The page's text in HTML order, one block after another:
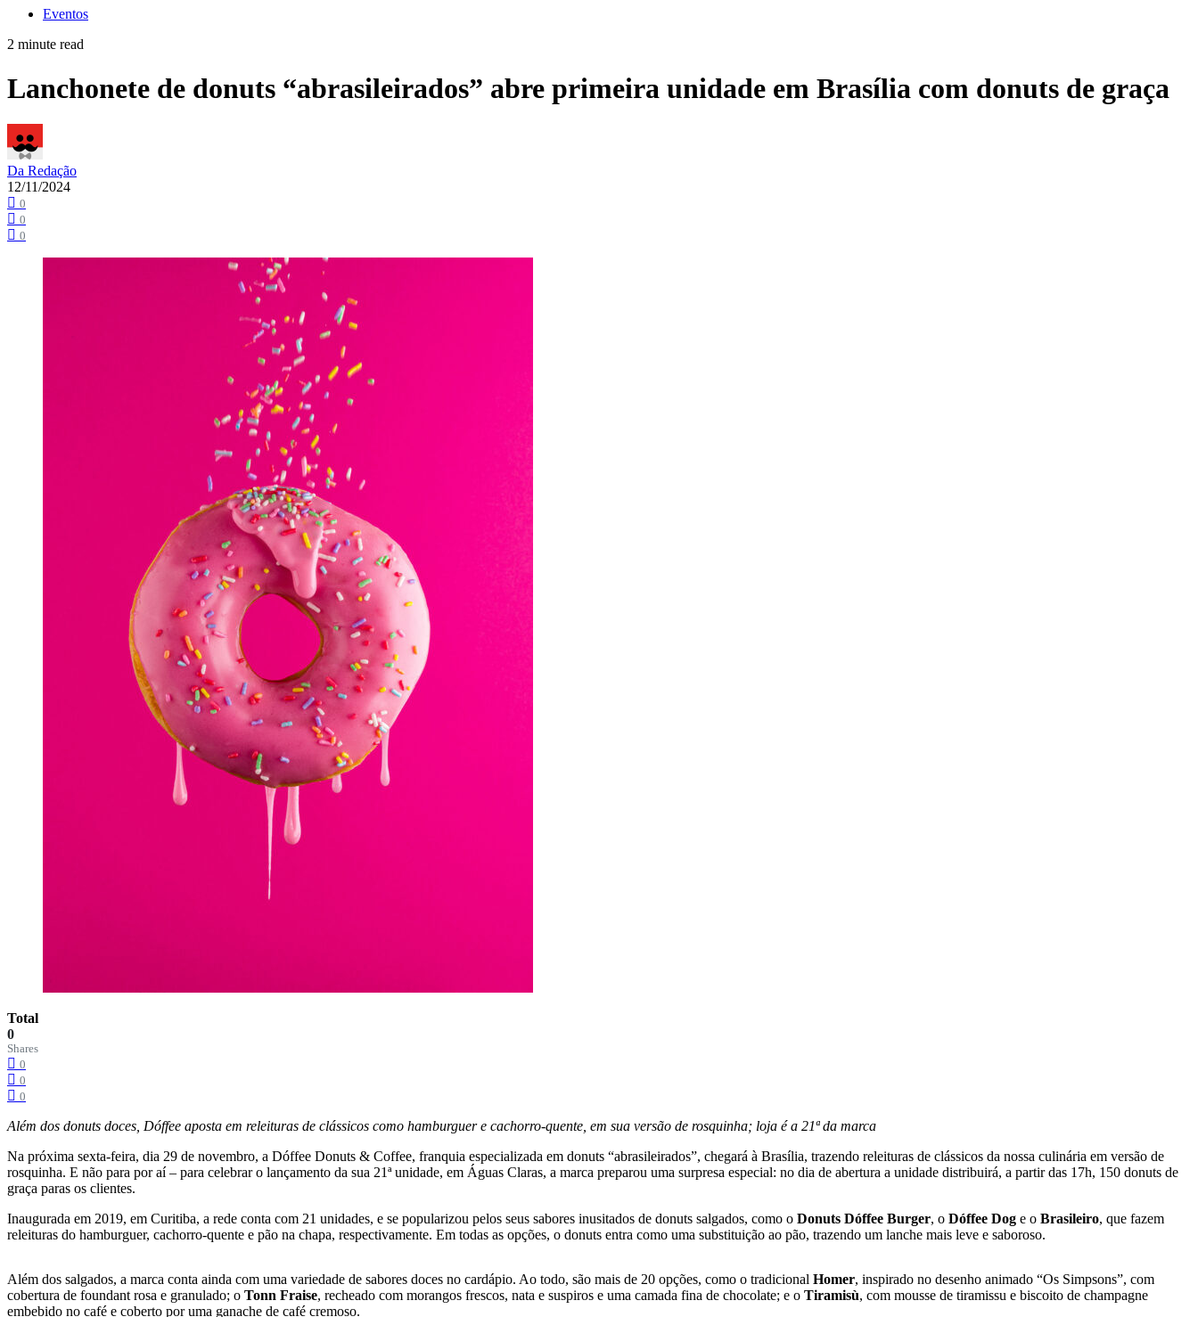
Eventos
2 minute read
Lanchonete de donuts “abrasileirados” abre primeira unidade em Brasília com donuts de graça
Da Redação
12/11/2024
0
0
0
Total
0
Shares
0
0
0
Além dos donuts doces, Dóffee aposta em releituras de clássicos como hamburguer e cachorro-quente, em sua versão de rosquinha; loja é a 21ª da marca
Na próxima sexta-feira, dia 29 de novembro, a Dóffee Donuts & Coffee, franquia especializada em donuts “abrasileirados”, chegará à Brasília, trazendo releituras de clássicos da nossa culinária em versão de
rosquinha. E não para por aí – para celebrar o lançamento da sua 21ª unidade, em Águas Claras, a marca preparou uma surpresa especial: no dia de abertura a unidade distribuirá, a partir das 17h, 150 donuts de
graça paras os clientes.
Inaugurada em 2019, em Curitiba, a rede conta com 21 unidades, e se popularizou pelos seus sabores inusitados de donuts salgados, como o Donuts Dóffee Burger, o Dóffee Dog e o Brasileiro, que fazem
releituras do hamburguer, cachorro-quente e pão na chapa, respectivamente. Em todas as opções, o donuts entra como uma substituição ao pão, trazendo um lanche mais leve e saboroso.
Além dos salgados, a marca conta ainda com uma variedade de sabores doces no cardápio. Ao todo, são mais de 20 opções, como o tradicional Homer, inspirado no desenho animado “Os Simpsons”, com
cobertura de foundant rosa e granulado; o Tonn Fraise, recheado com morangos frescos, nata e suspiros e uma camada fina de chocolate; e o Tiramisù, com mousse de tiramissu e biscoito de champagne
embebido no café e coberto por uma ganache de café cremoso.